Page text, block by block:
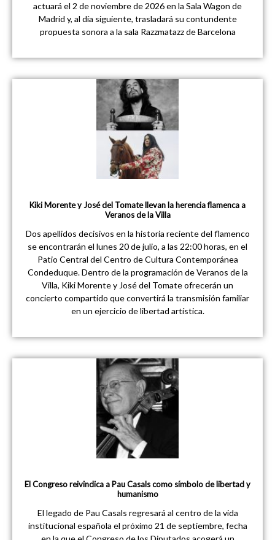
actuará el 2 de noviembre de 2026 en la Sala Wagon de
Madrid y, al día siguiente, trasladará su contundente
propuesta sonora a la sala Razzmatazz de Barcelona
Kiki Morente y José del Tomate llevan la herencia flamenca a
Veranos de la Villa
Dos apellidos decisivos en la historia reciente del flamenco
se encontrarán el lunes 20 de julio, a las 22:00 horas, en el
Patio Central del Centro de Cultura Contemporánea
Condeduque. Dentro de la programación de Veranos de la
Villa, Kiki Morente y José del Tomate ofrecerán un
concierto compartido que convertirá la transmisión familiar
en un ejercicio de libertad artística.
El Congreso reivindica a Pau Casals como símbolo de libertad y
humanismo
El legado de Pau Casals regresará al centro de la vida
institucional española el próximo 21 de septiembre, fecha